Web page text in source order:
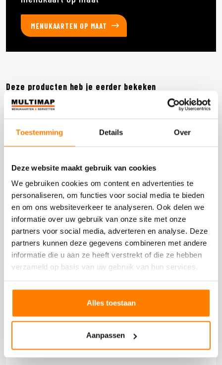
Toestemming Details Over
Deze website maakt gebruik van cookies
We gebruiken cookies om content en advertenties te
personaliseren, om functies voor social media te bieden
en om ons websiteverkeer te analyseren. Ook delen we
informatie over uw gebruik van onze site met onze
partners voor social media, adverteren en analyse. Deze
partners kunnen deze gegevens combineren met andere
informatie die u aan ze heeft verstrekt of die ze hebben
verzameld op basis van uw gebruik van hun services.
Alles toestaan
Aanpassen
MENUKAARTEN OP MAAT
Deze producten heb je eerder bekeken
DOOS 600 STUKS